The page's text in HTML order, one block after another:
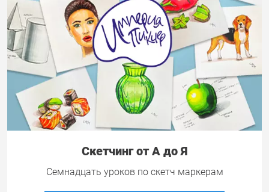
Скетчинг от А до Я
Семнадцать уроков по скетч маркерам